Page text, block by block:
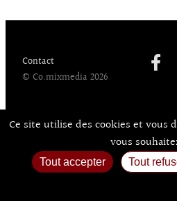
Contact
© Co.mixmedia 2026
Ce site utilise des cookies et vous
vous
Tout accepter Tout